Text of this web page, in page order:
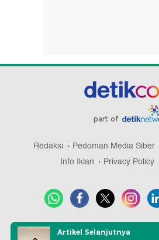
part of
Redaksi Pedoman Media Siber
Info Iklan
Privacy Policy
Artikel Selanjutnya